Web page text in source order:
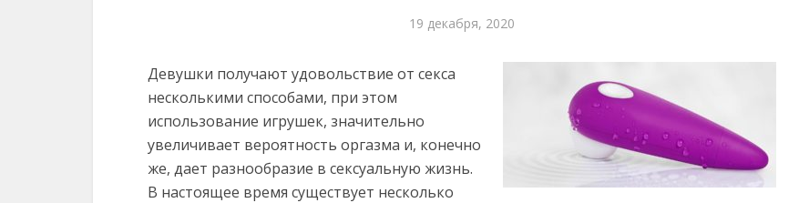
19 декабря, 2020
Девушки получают удовольствие от секса
несколькими способами, при этом
использование игрушек, значительно
увеличивает вероятность оргазма и, конечно
же, дает разнообразие в сексуальную жизнь.
В настоящее время существует несколько